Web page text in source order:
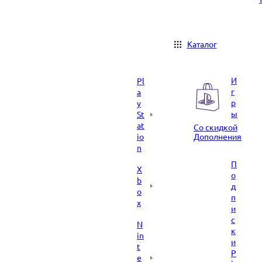
Каталог
Pl
a
y
St
at
io
n
X
b
o
x
N
in
t
e
И
г
р
ы
Со скидкой
Дополнения
П
о
д
п
и
с
к
и
P